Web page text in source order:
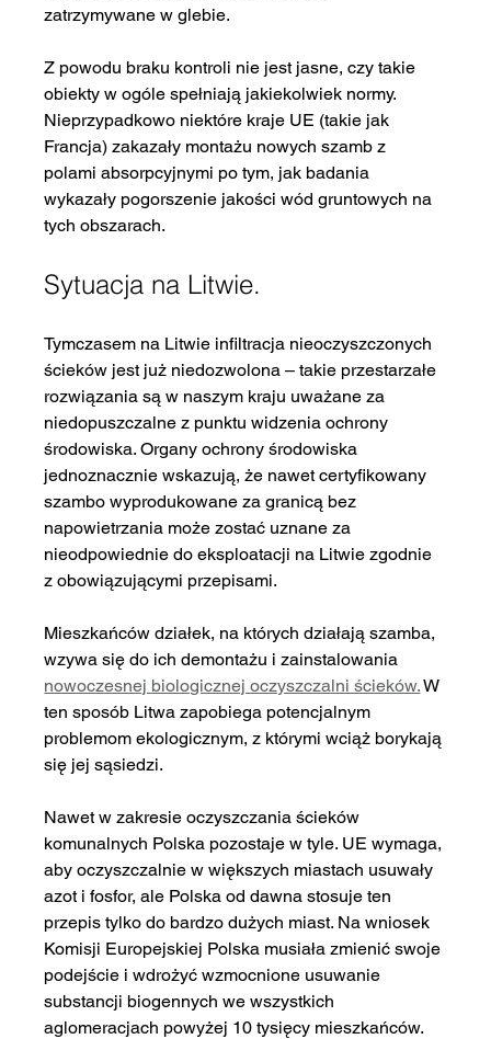
zatrzymywane w glebie.
Z powodu braku kontroli nie jest jasne, czy takie
obiekty w ogóle spełniają jakiekolwiek normy.
Nieprzypadkowo niektóre kraje UE (takie jak
Francja) zakazały montażu nowych szamb z
polami absorpcyjnymi po tym, jak badania
wykazały pogorszenie jakości wód gruntowych na
tych obszarach.
Sytuacja na Litwie.
Tymczasem na Litwie infiltracja nieoczyszczonych
ścieków jest już niedozwolona – takie przestarzałe
rozwiązania są w naszym kraju uważane za
niedopuszczalne z punktu widzenia ochrony
środowiska. Organy ochrony środowiska
jednoznacznie wskazują, że nawet certyfikowany
szambo wyprodukowane za granicą bez
napowietrzania może zostać uznane za
nieodpowiednie do eksploatacji na Litwie zgodnie
z obowiązującymi przepisami.
Mieszkańców działek, na których działają szamba,
wzywa się do ich demontażu i zainstalowania
nowoczesnej biologicznej oczyszczalni ścieków. W
ten sposób Litwa zapobiega potencjalnym
problemom ekologicznym, z którymi wciąż borykają
się jej sąsiedzi.
Nawet w zakresie oczyszczania ścieków
komunalnych Polska pozostaje w tyle. UE wymaga,
aby oczyszczalnie w większych miastach usuwały
azot i fosfor, ale Polska od dawna stosuje ten
przepis tylko do bardzo dużych miast. Na wniosek
Komisji Europejskiej Polska musiała zmienić swoje
podejście i wdrożyć wzmocnione usuwanie
substancji biogennych we wszystkich
aglomeracjach powyżej 10 tysięcy mieszkańców.